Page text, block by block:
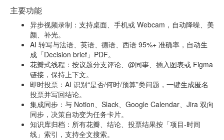
主要功能
异步视频录制：支持桌面、手机或 Webcam，自动降噪、美
颜、补光。
AI 转写与法语、英语、德语、西语 95%+ 准确率，自动生
成「Decision brief」PDF。
花瓣式线程：按议题分支评论、@同事、插入图表或 Figma
链接，保持上下文。
即时投票：AI 识别“是否/何时/预算”类问题，一键生成匿名
投票并写回结论。
集成同步：与 Notion、Slack、Google Calendar、Jira 双向
同步，决策自动变为任务卡片。
知识库归档：所有花瓣、结论、投票结果按「项目-时间
线」索引，支持全文搜索。